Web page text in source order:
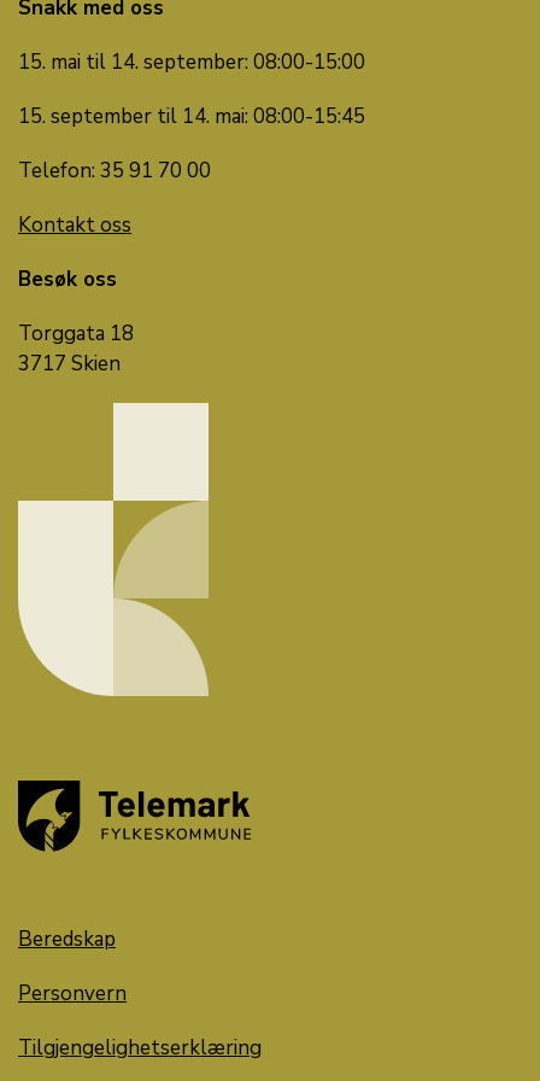
Snakk med oss
15. mai til 14. september: 08:00-15:00
15. september til 14. mai: 08:00-15:45
Telefon: 35 91 70 00
Kontakt oss
Besøk oss
Torggata 18
3717 Skien
Beredskap
Personvern
Tilgjengelighetserklæring